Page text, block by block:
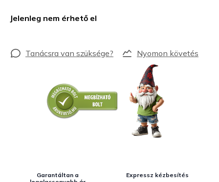
Jelenleg nem érhető el
Nyomon követés
Garantáltan a
Expressz kézbesítés